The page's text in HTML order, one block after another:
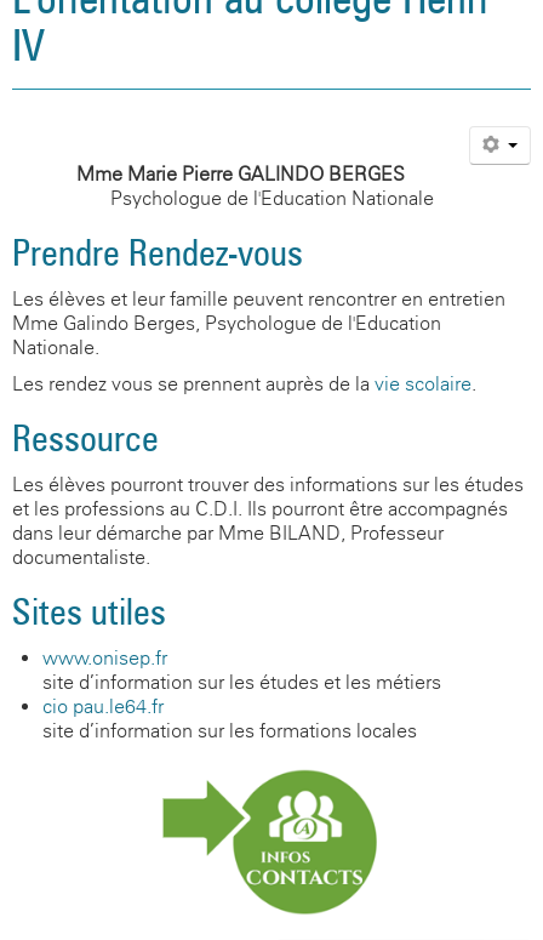
IV
Mme Marie-Pierre GALINDO-BERGES
Psychologue de l'Education Nationale
Prendre Rendez-vous
Les élèves et leur famille peuvent rencontrer en entretien
Mme Galindo-Berges, Psychologue de l'Education
Nationale.
Les rendez-vous se prennent auprès de la vie scolaire.
Ressource
Les élèves pourront trouver des informations sur les études
et les professions au C.D.I. Ils pourront être accompagnés
dans leur démarche par Mme BILAND, Professeur
documentaliste.
Sites utiles
www.onisep.fr
site d’information sur les études et les métiers
cio-pau.le64.fr
site d’information sur les formations locales